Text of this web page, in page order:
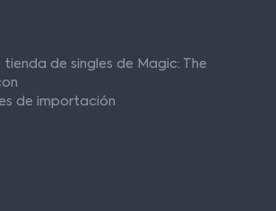
tienda de singles de Magic: The
de importación